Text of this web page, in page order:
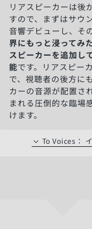
リアスピーカーは後
すので、まずはサウ
音響デビューし、その
界にもっと浸ってみ
スピーカーを追加し
能です。リアスピー
で、視聴者の後方に
カーの音源が配置さ
まれる圧倒的な臨場
けます。
To Voices ：